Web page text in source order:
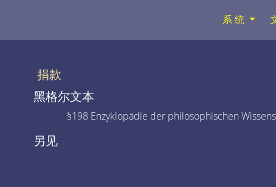
系统
捐款
黑格尔文本
§198 Enzyklopädie der philosophischen
另见